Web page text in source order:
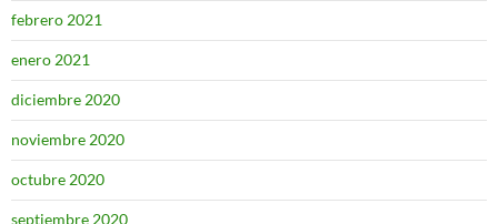
febrero 2021
enero 2021
diciembre 2020
noviembre 2020
octubre 2020
septiembre 2020